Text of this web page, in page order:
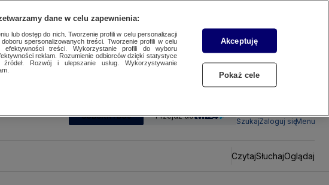
SUBSKRYBUJ Przejdź do
SzukajZaloguj sięMenu
CzytajSłuchajOglądaj
dane w celu zapewnienia:
lub dostęp do nich. Tworzenie profili w celu personalizacji
spersonalizowanych treści. Tworzenie profili w celu
efektywności treści. Wykorzystanie profili do wyboru
reklam. Rozumienie odbiorców dzięki statystyce
Rozwój i ulepszanie usług. Wykorzystywanie
Akceptuję
Pokaż cele